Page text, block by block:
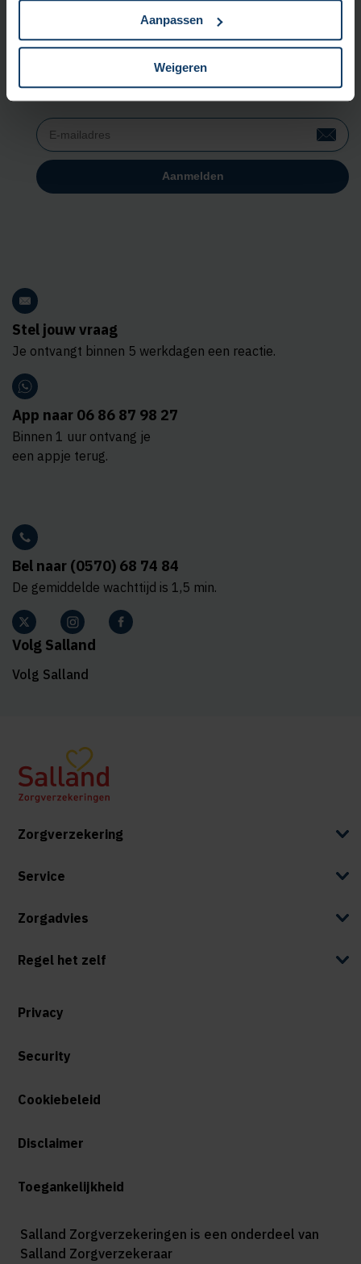
Aanpassen
Weigeren
Aanmelden nieuwsbrief
Wil je op de hoogte blijven van nieuws en leuke activiteiten? Schrijf je
Stel jouw vraag
Je ontvangt binnen 5 werkdagen een reactie.
App naar 06 86 87 98 27
Binnen 1 uur ontvang je
een appje terug.
Bel naar (0570) 68 74 84
De gemiddelde wachttijd is 1,5 min.
Volg Salland
Volg Salland
Zorgverzekering
Service
Zorgadvies
Regel het zelf
Privacy
Security
Cookiebeleid
Disclaimer
Toegankelijkheid
Salland Zorgverzekeringen is een onderdeel van
Salland Zorgverzekeraar